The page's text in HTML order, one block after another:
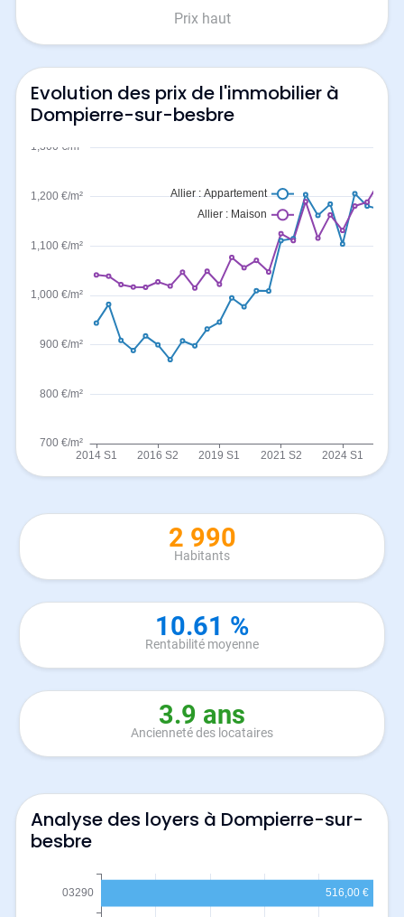
Prix haut
Evolution des prix de l'immobilier à
Dompierre-sur-besbre
2 990
Habitants
10.61 %
Rentabilité moyenne
3.9 ans
Ancienneté des locataires
Analyse des loyers à Dompierre-sur-
besbre